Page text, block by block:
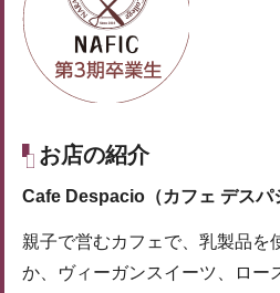
お店の紹介
Cafe Despacio（カフェ デスパ
親子で営むカフェで、乳製品を
か、ヴィーガンスイーツ、ロー